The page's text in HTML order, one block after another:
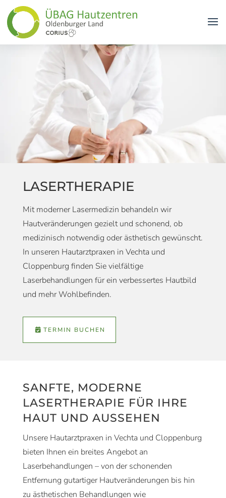
LASERTHERAPIE
Mit moderner Lasermedizin behandeln wir
Hautveränderungen gezielt und schonend, ob
medizinisch notwendig oder ästhetisch gewünscht.
In unseren Hautarztpraxen in Vechta und
Cloppenburg finden Sie vielfältige
Laserbehandlungen für ein verbessertes Hautbild
und mehr Wohlbefinden.
TERMIN BUCHEN
SANFTE, MODERNE
LASERTHERAPIE FÜR IHRE
HAUT UND AUSSEHEN
Unsere Hautarztpraxen in Vechta und Cloppenburg
bieten Ihnen ein breites Angebot an
Laserbehandlungen – von der schonenden
Entfernung gutartiger Hautveränderungen bis hin
zu ästhetischen Behandlungen wie